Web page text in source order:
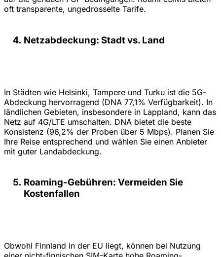
oft transparente, ungedrosselte Tarife.
Netzabdeckung: Stadt vs. Land
In Städten wie Helsinki, Tampere und Turku ist die 5G-
Abdeckung hervorragend (DNA 77,1% Verfügbarkeit). In
ländlichen Gebieten, insbesondere in Lappland, kann das
Netz auf 4G/LTE umschalten. DNA bietet die beste
Konsistenz (96,2% der Proben über 5 Mbps). Planen Sie
Ihre Reise entsprechend und wählen Sie einen Anbieter
mit guter Landabdeckung.
Roaming-Gebühren: Vermeiden Sie
Kostenfallen
Obwohl Finnland in der EU liegt, können bei Nutzung